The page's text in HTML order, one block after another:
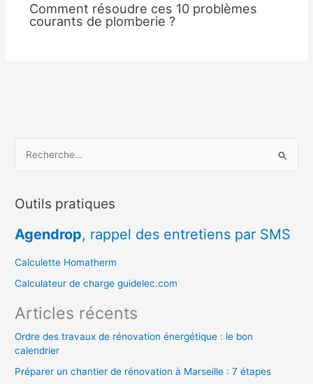
Comment résoudre ces 10 problèmes
courants de plomberie ?
h
r
c
h
r
:
Outils pratiques
Agendrop, rappel des entretiens par SMS
Calculette Homatherm
Calculateur de charge guidelec.com
Articles récents
Ordre des travaux de rénovation énergétique : le bon
calendrier
Préparer un chantier de rénovation à Marseille : 7 étapes